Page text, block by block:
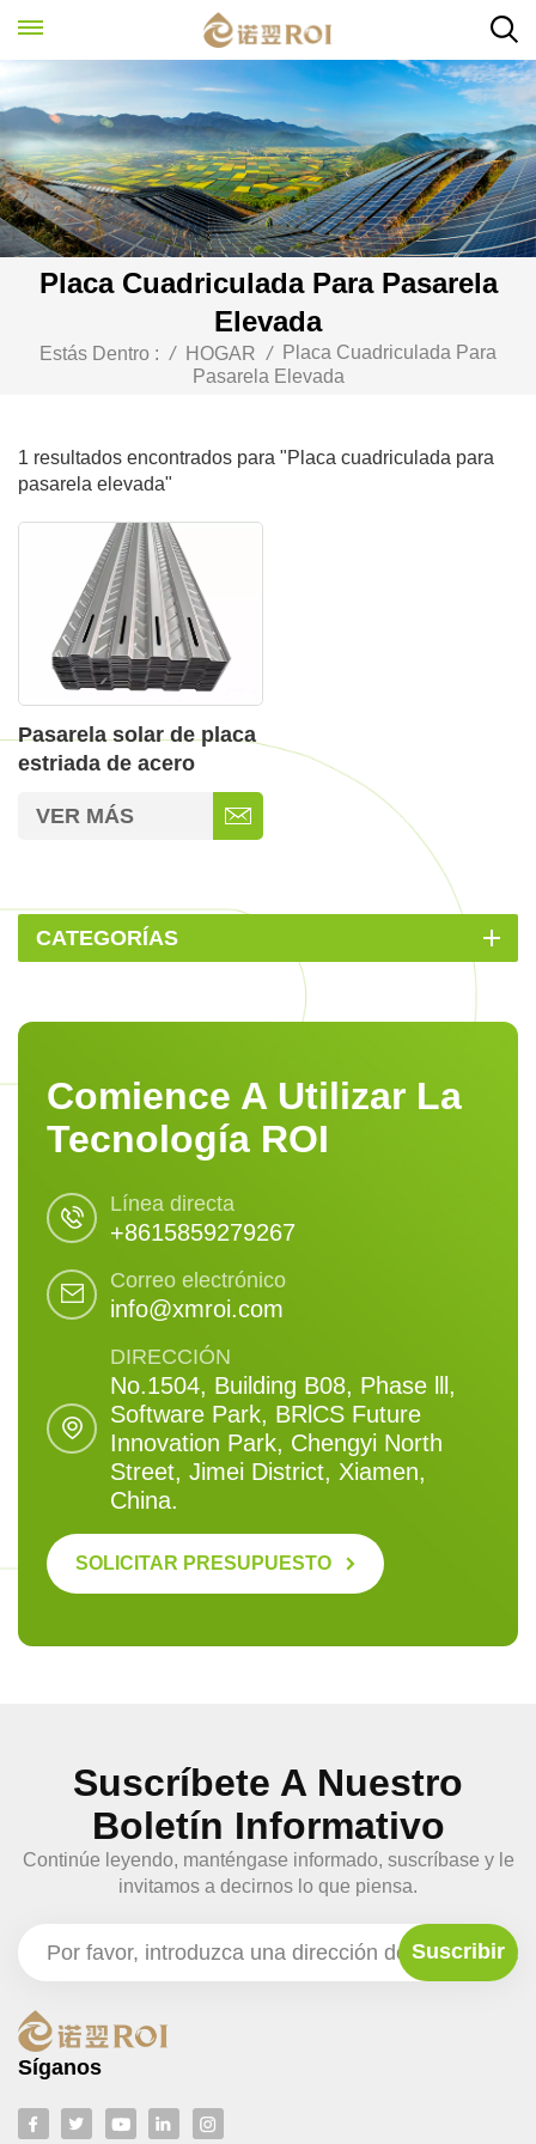
Placa Cuadriculada Para Pasarela
Elevada
Estás Dentro : / HOGAR /
Placa Cuadriculada Para
Pasarela Elevada
1 resultados encontrados para "Placa cuadriculada para
pasarela elevada"
Pasarela solar de placa
estriada de acero
inoxidable ordinaria
para montaje de
VER MÁS
CATEGORÍAS
Comience A Utilizar La
Tecnología ROI
Línea directa
+8615859279267
Correo electrónico
info@xmroi.com
DIRECCIÓN
No.1504, Building B08, Phase lll,
Software Park, BRlCS Future
Innovation Park, Chengyi North
Street, Jimei District, Xiamen,
China.
SOLICITAR PRESUPUESTO
Suscríbete A Nuestro
Boletín Informativo
Continúe leyendo, manténgase informado, suscríbase y le
invitamos a decirnos lo que piensa.
Síganos